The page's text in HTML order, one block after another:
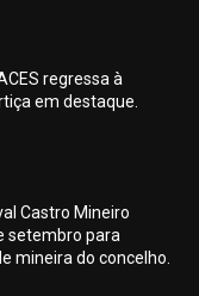
regressa à
em destaque.
Castro Mineiro
setembro para
mineira do concelho.